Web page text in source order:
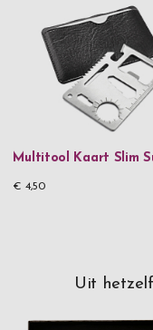
Multitool Kaart Slim
€ 4,50
Uit